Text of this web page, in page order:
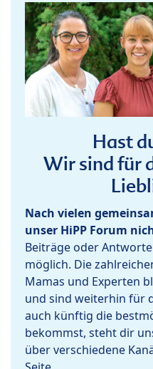
Hast
Wir sind für
Nach vielen
unser HiPP Forum
Beiträge oder
möglich. Die
Mamas und Experten
und sind weiterhin für
auch künftig die
bekommst, steht dir
über verschiedene